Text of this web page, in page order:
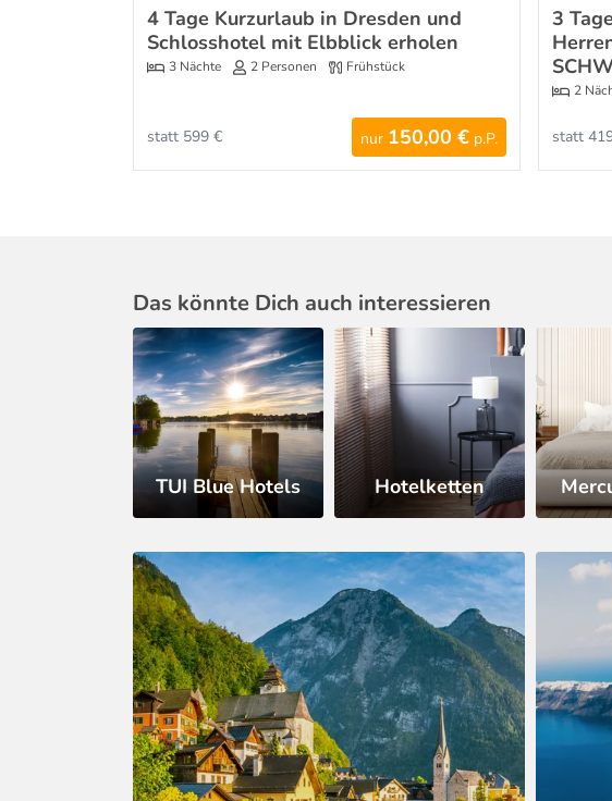
4 Tage Kurzurlaub in Dresden und
Schlosshotel mit Elbblick erholen
3 Nächte 2 Personen Frühstück
nur 150,00 € p.P.
statt 599 €
3
2
statt
Das könnte Dich auch interessieren
TUI Blue Hotels Hotelketten